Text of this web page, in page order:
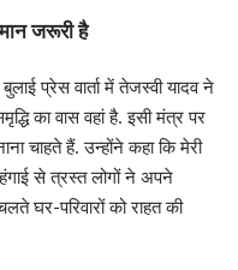
जरूरी है
प्रेस वार्ता में तेजस्वी यादव ने
का वास वहां है. इसी मंत्र पर
चाहते हैं. उन्होंने कहा कि मेरी
से त्रस्त लोगों ने अपने
घर-परिवारों को राहत की